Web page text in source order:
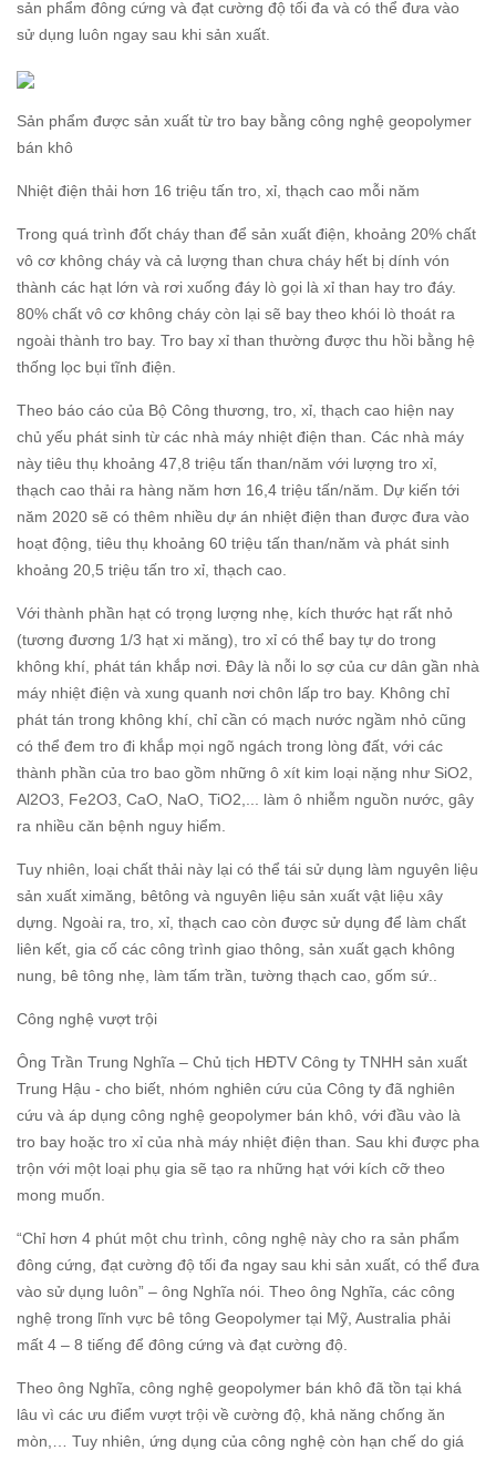
sản phẩm đông cứng và đạt cường độ tối đa và có thể đưa vào
sử dụng luôn ngay sau khi sản xuất.
Sản phẩm được sản xuất từ tro bay bằng công nghệ geopolymer
bán khô
Nhiệt điện thải hơn 16 triệu tấn tro, xỉ, thạch cao mỗi năm
Trong quá trình đốt cháy than để sản xuất điện, khoảng 20% chất
vô cơ không cháy và cả lượng than chưa cháy hết bị dính vón
thành các hạt lớn và rơi xuống đáy lò gọi là xỉ than hay tro đáy.
80% chất vô cơ không cháy còn lại sẽ bay theo khói lò thoát ra
ngoài thành tro bay. Tro bay xỉ than thường được thu hồi bằng hệ
thống lọc bụi tĩnh điện.
Theo báo cáo của Bộ Công thương, tro, xỉ, thạch cao hiện nay
chủ yếu phát sinh từ các nhà máy nhiệt điện than. Các nhà máy
này tiêu thụ khoảng 47,8 triệu tấn than/năm với lượng tro xỉ,
thạch cao thải ra hàng năm hơn 16,4 triệu tấn/năm. Dự kiến tới
năm 2020 sẽ có thêm nhiều dự án nhiệt điện than được đưa vào
hoạt động, tiêu thụ khoảng 60 triệu tấn than/năm và phát sinh
khoảng 20,5 triệu tấn tro xỉ, thạch cao.
Với thành phần hạt có trọng lượng nhẹ, kích thước hạt rất nhỏ
(tương đương 1/3 hạt xi măng), tro xỉ có thể bay tự do trong
không khí, phát tán khắp nơi. Đây là nỗi lo sợ của cư dân gần nhà
máy nhiệt điện và xung quanh nơi chôn lấp tro bay. Không chỉ
phát tán trong không khí, chỉ cần có mạch nước ngầm nhỏ cũng
có thể đem tro đi khắp mọi ngõ ngách trong lòng đất, với các
thành phần của tro bao gồm những ô xít kim loại nặng như SiO2,
Al2O3, Fe2O3, CaO, NaO, TiO2,... làm ô nhiễm nguồn nước, gây
ra nhiều căn bệnh nguy hiểm.
Tuy nhiên, loại chất thải này lại có thể tái sử dụng làm nguyên liệu
sản xuất ximăng, bêtông và nguyên liệu sản xuất vật liệu xây
dựng. Ngoài ra, tro, xỉ, thạch cao còn được sử dụng để làm chất
liên kết, gia cố các công trình giao thông, sản xuất gạch không
nung, bê tông nhẹ, làm tấm trần, tường thạch cao, gốm sứ..
Công nghệ vượt trội
Ông Trần Trung Nghĩa – Chủ tịch HĐTV Công ty TNHH sản xuất
Trung Hậu - cho biết, nhóm nghiên cứu của Công ty đã nghiên
cứu và áp dụng công nghệ geopolymer bán khô, với đầu vào là
tro bay hoặc tro xỉ của nhà máy nhiệt điện than. Sau khi được pha
trộn với một loại phụ gia sẽ tạo ra những hạt với kích cỡ theo
mong muốn.
“Chỉ hơn 4 phút một chu trình, công nghệ này cho ra sản phẩm
đông cứng, đạt cường độ tối đa ngay sau khi sản xuất, có thể đưa
vào sử dụng luôn” – ông Nghĩa nói. Theo ông Nghĩa, các công
nghệ trong lĩnh vực bê tông Geopolymer tại Mỹ, Australia phải
mất 4 – 8 tiếng để đông cứng và đạt cường độ.
Theo ông Nghĩa, công nghệ geopolymer bán khô đã tồn tại khá
lâu vì các ưu điểm vượt trội về cường độ, khả năng chống ăn
mòn,… Tuy nhiên, ứng dụng của công nghệ còn hạn chế do giá